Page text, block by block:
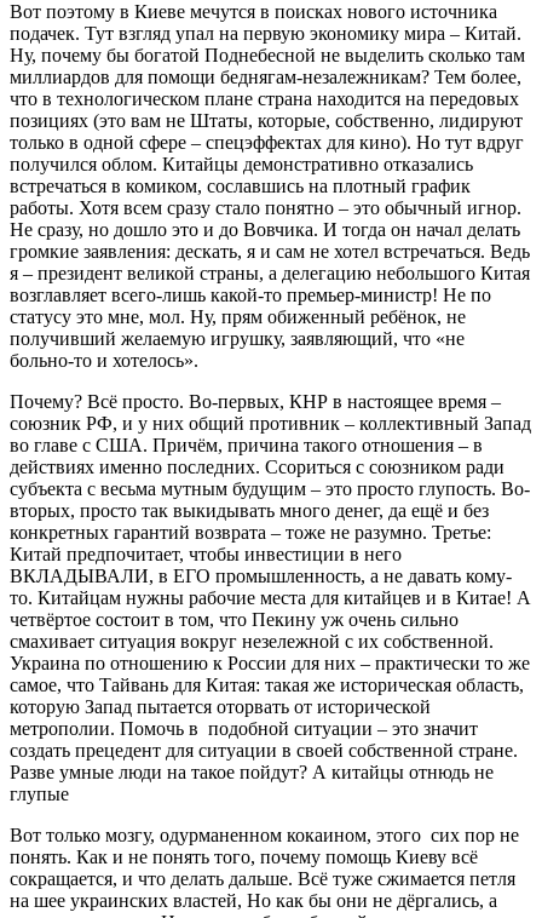
Вот поэтому в Киеве мечутся в поисках нового источника
подачек. Тут взгляд упал на первую экономику мира – Китай.
Ну, почему бы богатой Поднебесной не выделить сколько там
миллиардов для помощи беднягам-незалежникам? Тем более,
что в технологическом плане страна находится на передовых
позициях (это вам не Штаты, которые, собственно, лидируют
только в одной сфере – спецэффектах для кино). Но тут вдруг
получился облом. Китайцы демонстративно отказались
встречаться в комиком, сославшись на плотный график
работы. Хотя всем сразу стало понятно – это обычный игнор.
Не сразу, но дошло это и до Вовчика. И тогда он начал делать
громкие заявления: дескать, я и сам не хотел встречаться. Ведь
я – президент великой страны, а делегацию небольшого Китая
возглавляет всего-лишь какой-то премьер-министр! Не по
статусу это мне, мол. Ну, прям обиженный ребёнок, не
получивший желаемую игрушку, заявляющий, что «не
больно-то и хотелось».
Почему? Всё просто. Во-первых, КНР в настоящее время –
союзник РФ, и у них общий противник – коллективный Запад
во главе с США. Причём, причина такого отношения – в
действиях именно последних. Ссориться с союзником ради
субъекта с весьма мутным будущим – это просто глупость. Во-
вторых, просто так выкидывать много денег, да ещё и без
конкретных гарантий возврата – тоже не разумно. Третье:
Китай предпочитает, чтобы инвестиции в него
ВКЛАДЫВАЛИ, в ЕГО промышленность, а не давать кому-
то. Китайцам нужны рабочие места для китайцев и в Китае! А
четвёртое состоит в том, что Пекину уж очень сильно
смахивает ситуация вокруг незележной с их собственной.
Украина по отношению к России для них – практически то же
самое, что Тайвань для Китая: такая же историческая область,
которую Запад пытается оторвать от исторической
метрополии. Помочь в подобной ситуации – это значит
создать прецедент для ситуации в своей собственной стране.
Разве умные люди на такое пойдут? А китайцы отнюдь не
глупые
Вот только мозгу, одурманенном кокаином, этого сих пор не
понять. Как и не понять того, почему помощь Киеву всё
сокращается, и что делать дальше. Всё туже сжимается петля
на шее украинских властей, Но как бы они не дёргались, а